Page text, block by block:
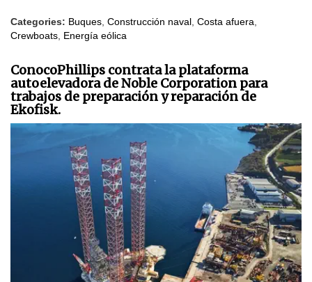
Categories: Buques Construcción naval Costa afuera
Crewboats Energía eólica
ConocoPhillips contrata la plataforma
autoelevadora de Noble Corporation para
trabajos de preparación y reparación de
Ekofisk.